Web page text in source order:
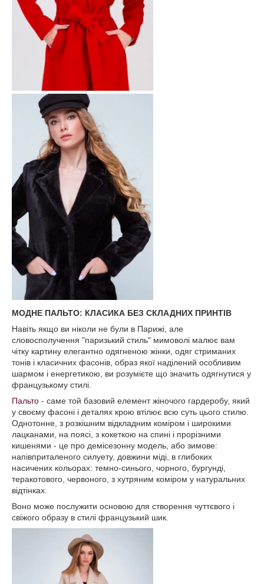
МОДНЕ ПАЛЬТО: КЛАСИКА БЕЗ СКЛАДНИХ ПРИНТІВ
Навіть якщо ви ніколи не були в Парижі, але
словосполучення "паризький стиль" мимоволі малює вам
чітку картину елегантно одягненою жінки, одяг стриманих
тонів і класичних фасонів, образ якої наділений особливим
шармом і енергетикою, ви розумієте що значить одягнутися у
французькому стилі.
Пальто - саме той базовий елемент жіночого гардеробу, який
у своєму фасоні і деталях крою втілює всю суть цього стилю.
Однотонне, з розкішним відкладним коміром і широкими
лацканами, на поясі, з кокеткою на спині і прорізними
кишенями - це про демісезонну модель, або зимове:
напівприталеного силуету, довжини міді, в глибоких
насичених кольорах: темно-синього, чорного, бургунді,
теракотового, червоного, з хутряним коміром у натуральних
відтінках.
Воно може послужити основою для створення чуттєвого і
свіжого образу в стилі французький шик.